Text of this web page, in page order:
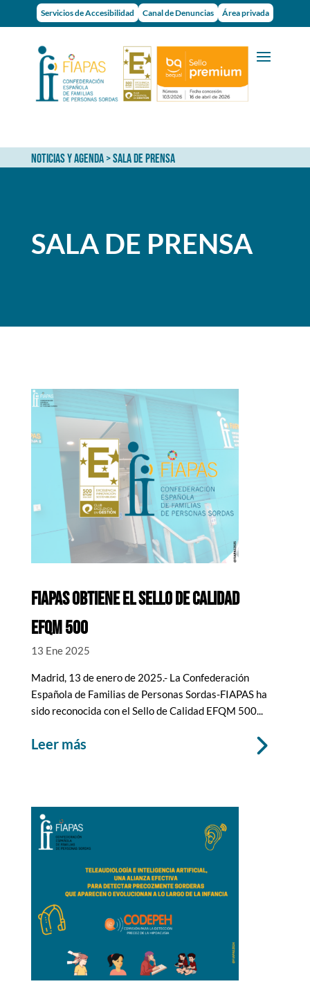
Servicios de Accesibilidad Canal de Denuncias Área privada
NOTICIAS Y AGENDA> Sala de prensa
SALA DE PRENSA
FIAPAS OBTIENE EL SELLO DE CALIDAD
EFQM 500
13 Ene 2025
Madrid, 13 de enero de 2025.- La Confederación
Española de Familias de Personas Sordas-FIAPAS ha
sido reconocida con el Sello de Calidad EFQM 500...
leer más